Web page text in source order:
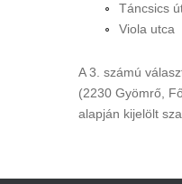
Táncsics
Viola utca
A 3. számú
(2230 Gyömrő,
alapján kijelölt